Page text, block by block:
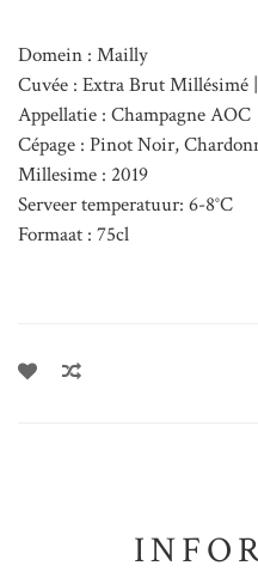
Domein : Mailly
Cuvée : Extra Brut
Appellatie : Champagne AOC
Cépage : Pinot Noir,
Millesime : 2019
Serveer temperatuur: 6-8°C
Formaat : 75cl